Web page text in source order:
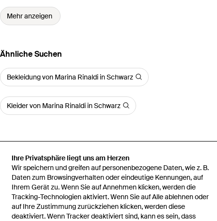
Ihre Privatsphäre liegt uns am Herzen
Wir speichern und greifen auf personenbezogene Daten, wie z. B.
Daten zum Browsingverhalten oder eindeutige Kennungen, auf
Ihrem Gerät zu. Wenn Sie auf Annehmen klicken, werden die
Tracking-Technologien aktiviert. Wenn Sie auf Alle ablehnen oder
auf Ihre Zustimmung zurückziehen klicken, werden diese
deaktiviert. Wenn Tracker deaktiviert sind, kann es sein, dass
Mehr anzeigen
Ähnliche Suchen
Bekleidung von Marina Rinaldi in Schwarz
Kleider von Marina Rinaldi in Schwarz
Startseite Damen Kleider Marina Rinaldi Kleider
Mit Netzstruktur